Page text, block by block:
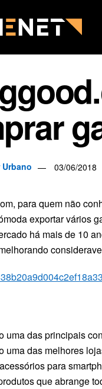
03/06/2018
para quem não
exportar vários
há mais de 10
uma das principais
uma das melhores
para
que abrange